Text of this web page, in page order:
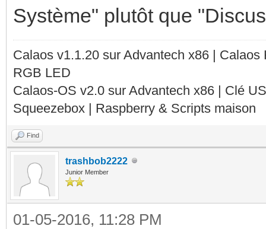
Système" plutôt que
Calaos v1.1.20 sur Advantech x86 |
RGB LED
Calaos-OS v2.0 sur Advantech x86 | Clé
Squeezebox | Raspberry & Scripts maison
Find
trashbob2222
Junior Member
01-05-2016, 11:28 PM